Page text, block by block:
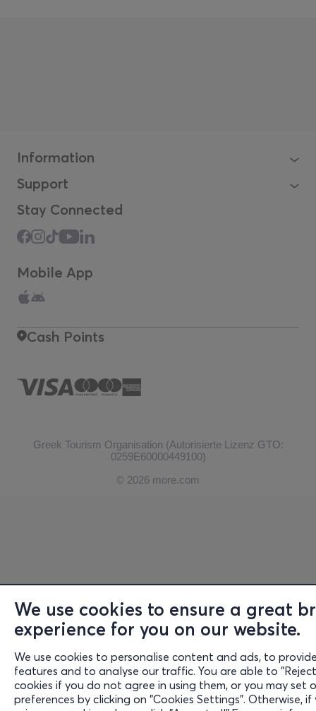
We use cookies to ensure a great
experience for you on our website.
We use cookies to personalise content and ads, to
features and to analyse our traffic. You are able to
cookies if you do not agree in using them, or you may set
preferences by clicking on "Cookies Settings". Otherwise, if
Cash Points
Information
Support
Stay Connected
Mobile App
Greek Tourism Organisation (Autorisierte Lizenz GTO:
0259Ε60000449100)
© 2026 more.com